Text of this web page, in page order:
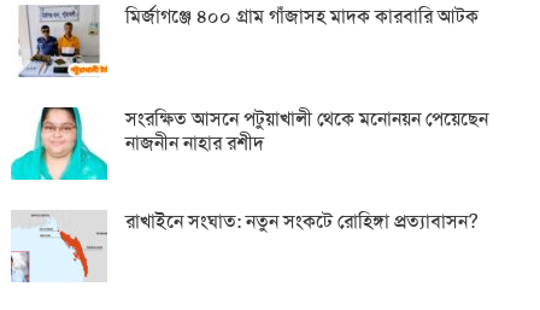
মির্জাগঞ্জে ৪০০ গ্রাম গাঁজাসহ মাদক কারবারি আটক
সংরক্ষিত আসনে পটুয়াখালী থেকে মনোনয়ন পেয়েছেন
নাজনীন নাহার রশীদ
রাখাইনে সংঘাত: নতুন সংকটে রোহিঙ্গা প্রত্যাবাসন?